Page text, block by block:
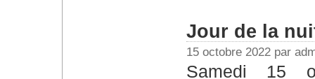
Jour de la
15 octobre 2022 par
Samedi 15 octobre 2022 en soirée Cet